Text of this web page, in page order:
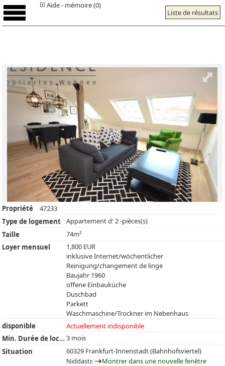
Liste de résultats
Aide - mémoire (0)
Propriété
47233
Type de logement
Appartement d' 2 -pièces(s)
Taille
74m²
Loyer mensuel
1,800 EUR
inklusive Internet/wöchentlicher
Reinigung/changement de linge
Baujahr 1960
offene Einbauküche
Duschbad
Parkett
Waschmaschine/Trockner im Nebenhaus
disponible
Actuellement indisponible
Min. Durée de location3 mois
Situation
60329 Frankfurt-Innenstadt (Bahnhofsviertel)
Niddastr.
Montrer dans une nouvelle fenêtre